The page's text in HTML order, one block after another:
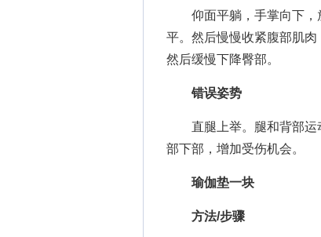
仰面平躺，手掌向下，
平。然后慢慢收紧腹部肌肉
然后缓慢下降臀部。
错误姿势
直腿上举。腿和背部运
部下部，增加受伤机会。
瑜伽垫一块
方法/步骤